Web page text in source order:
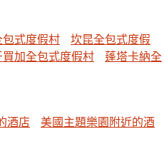
包式度假村
坎昆全包式度假
買加全包式度假村
蓬塔卡納全
酒店
美國主題樂園附近的酒